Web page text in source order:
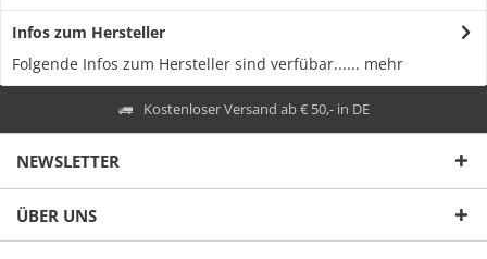
Infos zum Hersteller
Folgende Infos zum Hersteller sind verfübar...... mehr
Kostenloser Versand ab € 50,- in DE
NEWSLETTER
ÜBER UNS